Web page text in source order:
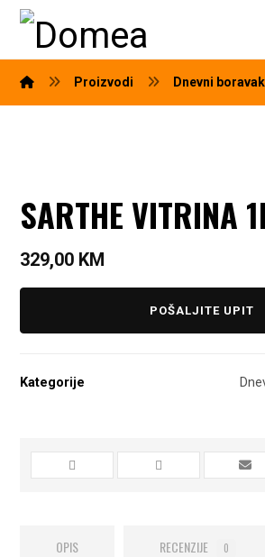
Proizvodi Dnevni boravak
SARTHE VITRINA
329,00 KM
POŠALJITE UPIT
Kategorije
OPIS RECENZIJE 0